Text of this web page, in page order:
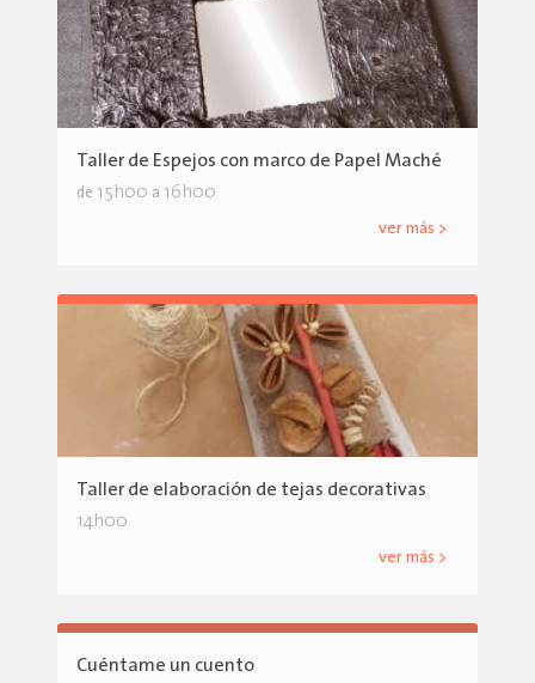
Taller de Espejos con marco de Papel Maché
de 15h00 a 16h00
ver más >
Taller de elaboración de tejas decorativas
14h00
ver más >
Cuéntame un cuento